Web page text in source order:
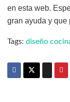
en esta web.
gran ayuda y que
Tags: diseño